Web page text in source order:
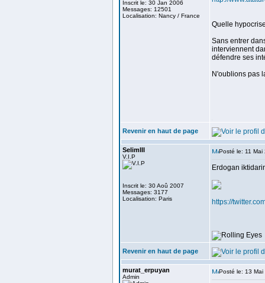
Inscrit le: 30 Jan 2006
Messages: 12501
Localisation: Nancy / France
Quelle
Sans entrer
interviennent
défendre ses
N'oublions pas
Revenir en haut de page
SelimIII
V.I.P
Inscrit le: 30 Aoû 2007
Messages: 3177
Localisation: Paris
Posté le: 11
Erdogan
https://
Revenir en haut de page
murat_erpuyan
Admin
Posté le: 13